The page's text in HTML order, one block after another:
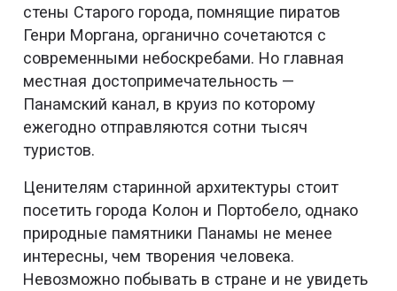
стены Старого города, помнящие пиратов
Генри Моргана, органично сочетаются с
современными небоскребами. Но главная
местная достопримечательность —
Панамский канал, в круиз по которому
ежегодно отправляются сотни тысяч
туристов.
Ценителям старинной архитектуры стоит
посетить города Колон и Портобело, однако
природные памятники Панамы не менее
интересны, чем творения человека.
Невозможно побывать в стране и не увидеть